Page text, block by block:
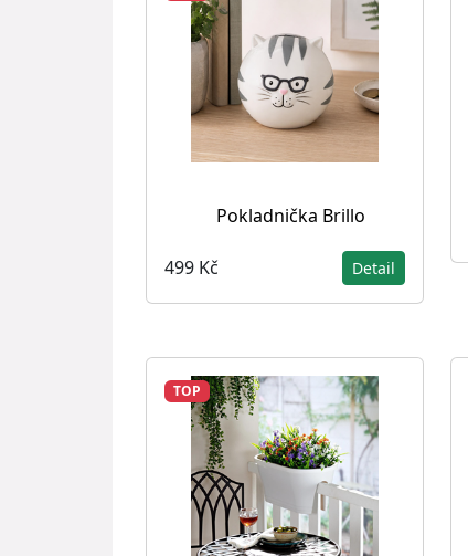
Pokladnička Brillo
499 Kč Detail
TOP